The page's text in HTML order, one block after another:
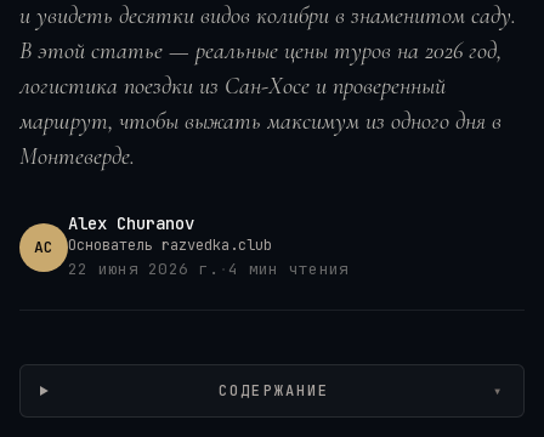
и увидеть десятки видов колибри в знаменитом саду.
В этой статье — реальные цены туров на 2026 год,
логистика поездки из Сан-Хосе и проверенный
маршрут, чтобы выжать максимум из одного дня в
Монтеверде.
AC
Alex Churanov
Основатель razvedka.club
22 июня 2026 г. · 4 мин чтения
СОДЕРЖАНИЕ ▾